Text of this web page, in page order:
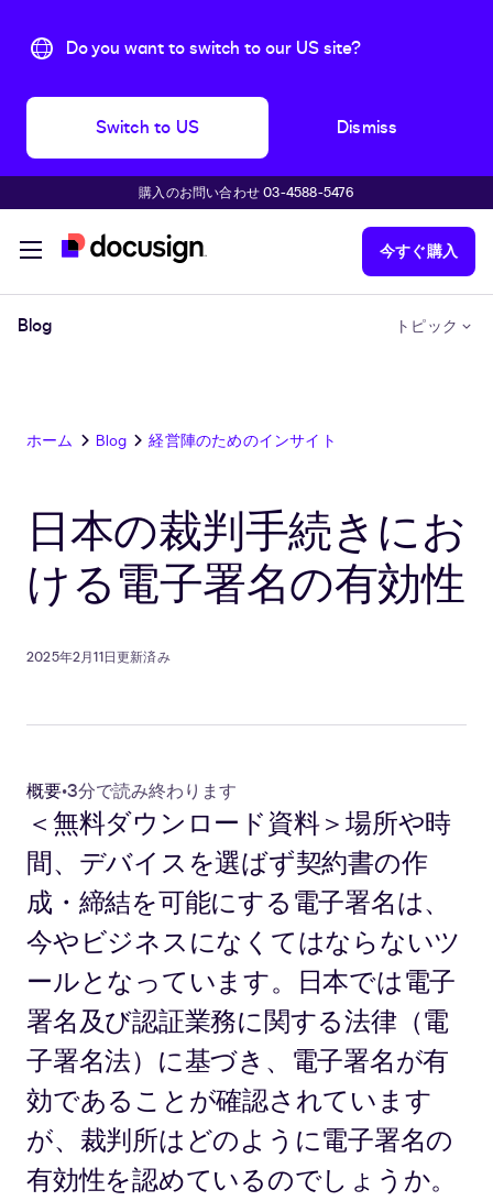
Do you want to switch to our US site?
Switch to US Dismiss
購入のお問い合わせ 03-4588-5476
今すぐ購入
Blog トピック
ホーム Blog 経営陣のためのインサイト
日本の裁判手続きにお
ける電子署名の有効性
2025年2月11日更新済み
概要•3分で読み終わります
＜無料ダウンロード資料＞場所や時
間、デバイスを選ばず契約書の作
成・締結を可能にする電子署名は、
今やビジネスになくてはならないツ
ールとなっています。日本では電子
署名及び認証業務に関する法律（電
子署名法）に基づき、電子署名が有
効であることが確認されています
が、裁判所はどのように電子署名の
有効性を認めているのでしょうか。